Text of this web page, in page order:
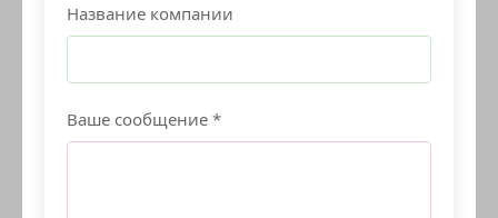
Название компании
Ваше сообщение *